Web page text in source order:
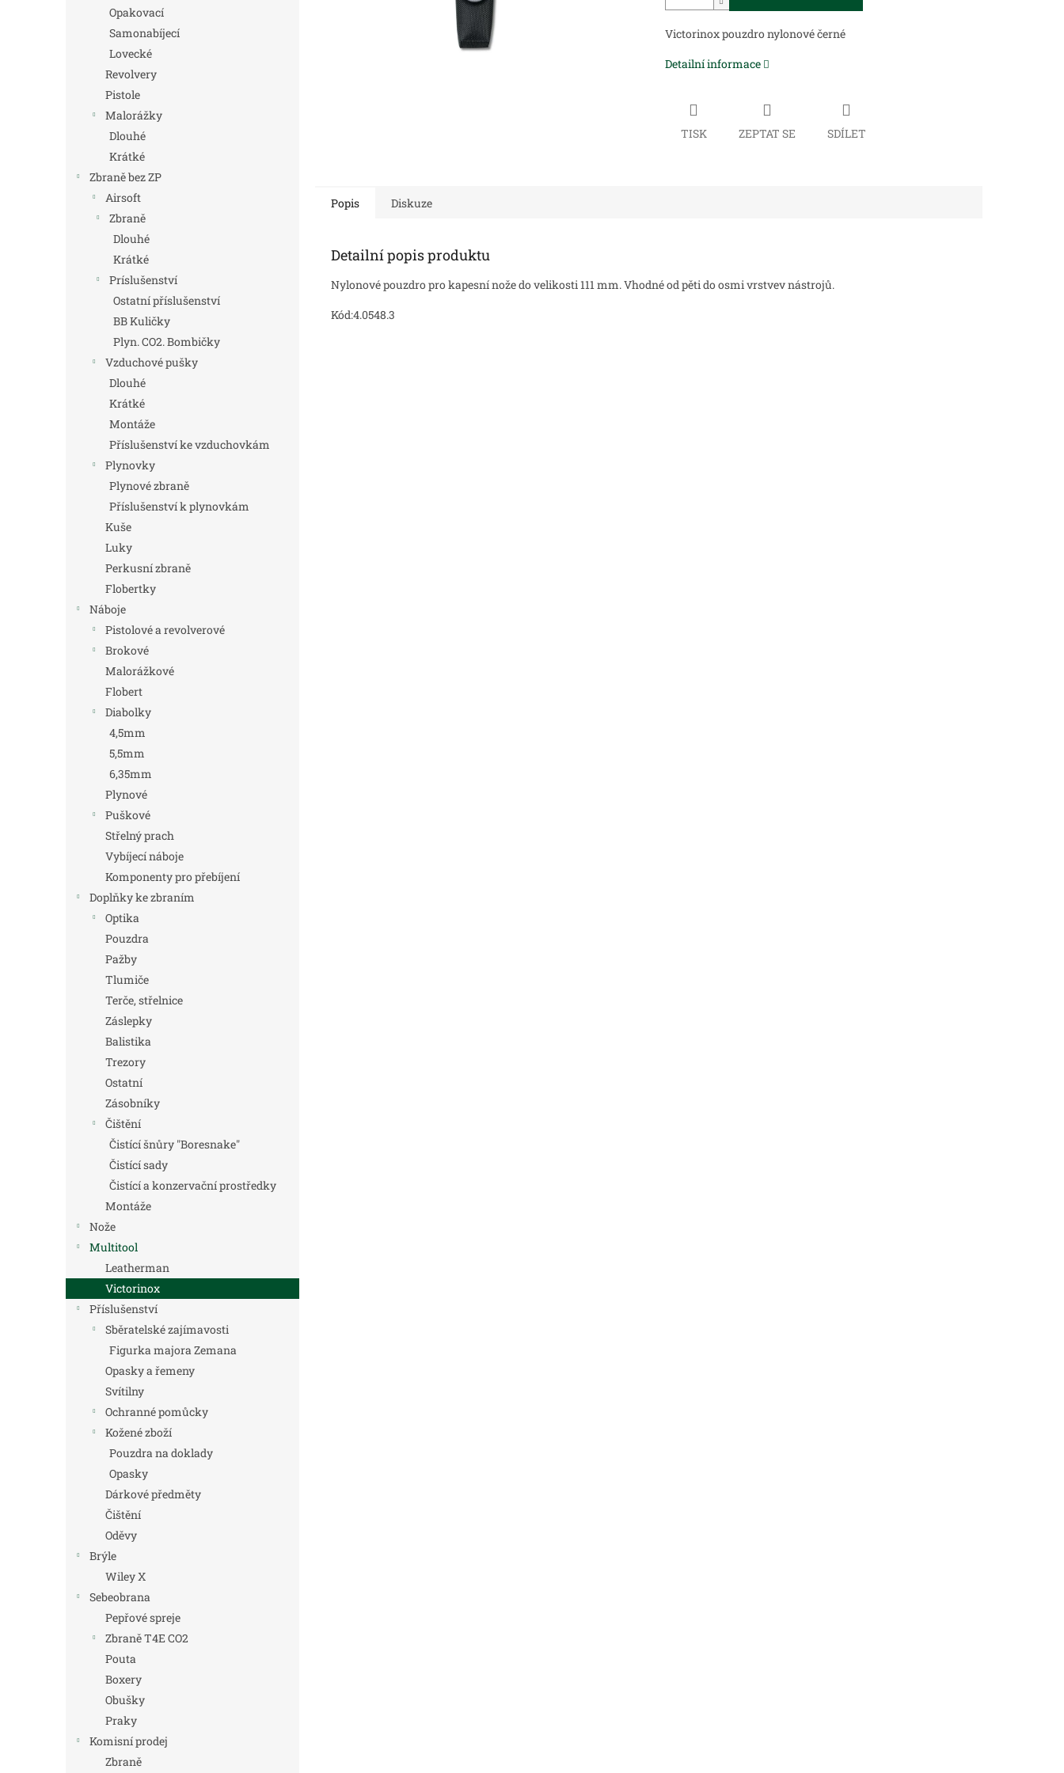
Opakovací
Samonabíjecí
Lovecké
Revolvery
Pistole
Malorážky
Dlouhé
Krátké
Zbraně bez ZP
Airsoft
Zbraně
Dlouhé
Krátké
Príslušenství
Ostatní příslušenství
BB Kuličky
Plyn. CO2. Bombičky
Vzduchové pušky
Dlouhé
Krátké
Montáže
Příslušenství ke vzduchovkám
Plynovky
Plynové zbraně
Příslušenství k plynovkám
Kuše
Luky
Perkusní zbraně
Flobertky
Náboje
Pistolové a revolverové
Brokové
Malorážkové
Flobert
Diabolky
4,5mm
5,5mm
6,35mm
Plynové
Puškové
Střelný prach
Vybíjecí náboje
Komponenty pro přebíjení
Doplňky ke zbraním
Optika
Pouzdra
Pažby
Tlumiče
Terče, střelnice
Záslepky
Balistika
Trezory
Ostatní
Zásobníky
Čištění
Čistící šnůry "Boresnake"
Čistící sady
Čistící a konzervační prostředky
Montáže
Nože
Multitool
Leatherman
Victorinox
Příslušenství
Sběratelské zajímavosti
Figurka majora Zemana
Opasky a řemeny
Svítilny
Ochranné pomůcky
Kožené zboží
Pouzdra na doklady
Opasky
Dárkové předměty
Čištění
Oděvy
Brýle
Wiley X
Sebeobrana
Pepřové spreje
Zbraně T4E CO2
Pouta
Boxery
Obušky
Praky
Komisní prodej
Zbraně
Victorinox pouzdro nylonové černé
Detailní informace
TISK ZEPTAT SE SDÍLET
Popis Diskuze
Detailní popis produktu
Nylonové pouzdro pro kapesní nože do velikosti 111 mm. Vhodné od pěti do osmi vrstvev nástrojů.
Kód:4.0548.3